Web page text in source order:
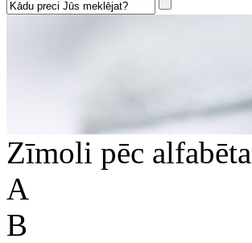
Zīmoli pēc
A
B